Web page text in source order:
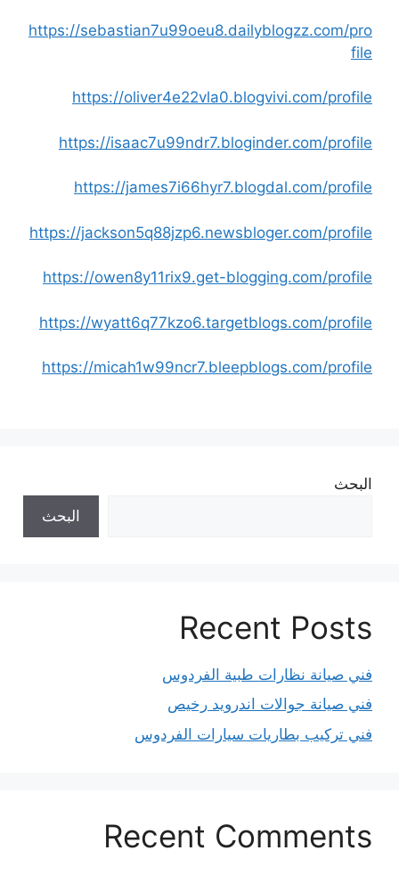
https://sebastian7u99oeu8.dailyblogzz.com/pro
file
https://oliver4e22vla0.blogvivi.com/profile
https://isaac7u99ndr7.bloginder.com/profile
https://james7i66hyr7.blogdal.com/profile
https://jackson5q88jzp6.newsbloger.com/profile
https://owen8y11rix9.get-blogging.com/profile
https://wyatt6q77kzo6.targetblogs.com/profile
https://micah1w99ncr7.bleepblogs.com/profile
البحث
البحث
Recent Posts
فني صيانة نظارات طبية الفردوس
فني صيانة جوالات اندرويد رخيص
فني تركيب بطاريات سيارات الفردوس
Recent Comments